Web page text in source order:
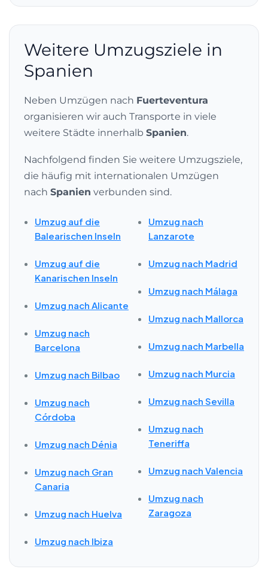
Weitere Umzugsziele in
Spanien
Neben Umzügen nach Fuerteventura
organisieren wir auch Transporte in viele
weitere Städte innerhalb Spanien.
Nachfolgend finden Sie weitere Umzugsziele,
die häufig mit internationalen Umzügen
nach Spanien verbunden sind.
Umzug auf die
Balearischen Inseln
Umzug auf die
Kanarischen Inseln
Umzug nach Alicante
Umzug nach
Barcelona
Umzug nach Bilbao
Umzug nach
Córdoba
Umzug nach Dénia
Umzug nach Gran
Canaria
Umzug nach Huelva
Umzug nach Ibiza
Umzug nach
Lanzarote
Umzug nach Madrid
Umzug nach Málaga
Umzug nach Mallorca
Umzug nach Marbella
Umzug nach Murcia
Umzug nach Sevilla
Umzug nach
Teneriffa
Umzug nach Valencia
Umzug nach
Zaragoza